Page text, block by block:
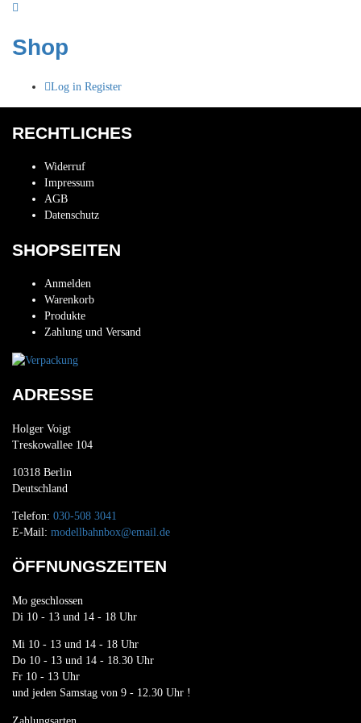
Shop
Log in Register
RECHTLICHES
Widerruf
Impressum
AGB
Datenschutz
SHOPSEITEN
Anmelden
Warenkorb
Produkte
Zahlung und Versand
ADRESSE
Holger Voigt
Treskowallee 104
10318 Berlin
Deutschland
Telefon: 030-508 3041
E-Mail: modellbahnbox@email.de
ÖFFNUNGSZEITEN
Mo geschlossen
Di 10 - 13 und 14 - 18 Uhr
Mi 10 - 13 und 14 - 18 Uhr
Do 10 - 13 und 14 - 18.30 Uhr
Fr 10 - 13 Uhr
und jeden Samstag von 9 - 12.30 Uhr !